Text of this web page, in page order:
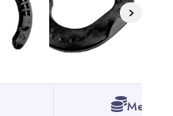
Mejor